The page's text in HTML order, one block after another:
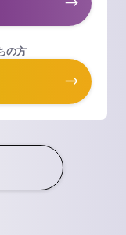
の方